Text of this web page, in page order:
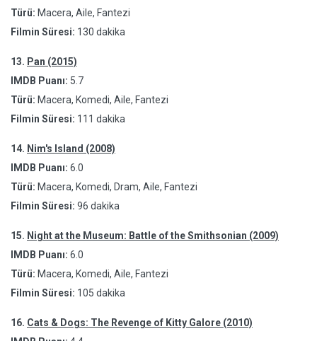
Türü: Macera, Aile, Fantezi
Filmin Süresi: 130 dakika
13. Pan (2015)
IMDB Puanı: 5.7
Türü: Macera, Komedi, Aile, Fantezi
Filmin Süresi: 111 dakika
14. Nim's Island (2008)
IMDB Puanı: 6.0
Türü: Macera, Komedi, Dram, Aile, Fantezi
Filmin Süresi: 96 dakika
15. Night at the Museum: Battle of the Smithsonian (2009)
IMDB Puanı: 6.0
Türü: Macera, Komedi, Aile, Fantezi
Filmin Süresi: 105 dakika
16. Cats & Dogs: The Revenge of Kitty Galore (2010)